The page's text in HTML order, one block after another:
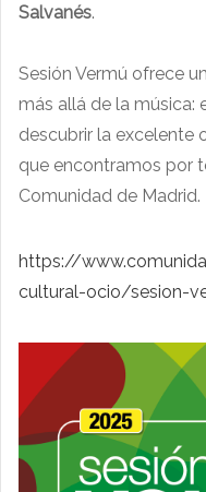
Salvanés.
Sesión Vermú ofrece
más allá de la música:
descubrir la excelente
que encontramos por
Comunidad de Madrid.
https://
cultural-ocio/sesion-